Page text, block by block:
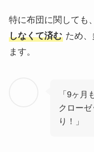
特に布団に関しても、
しなくて済むため、
ます。
「9ヶ月
クロー
り！」